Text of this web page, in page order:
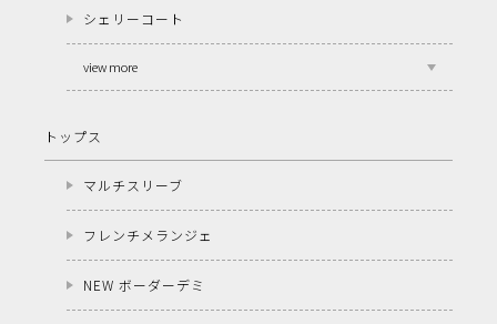
シェリーコート
view more
トップス
マルチスリーブ
フレンチメランジェ
NEW ボーダーデミ